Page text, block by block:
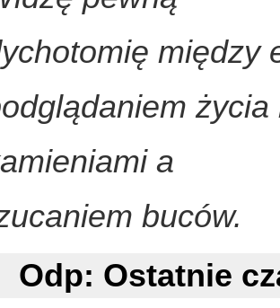
między
a
buców.